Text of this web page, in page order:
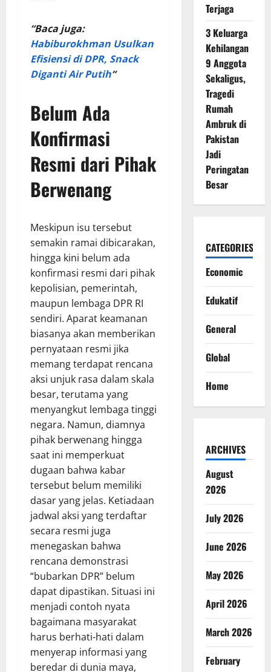
“Baca juga:
Habiburokhman Usulkan
Efisiensi di DPR, Snack
Diganti Air Putih“
Belum Ada
Konfirmasi
Resmi dari Pihak
Berwenang
Meskipun isu tersebut
semakin ramai dibicarakan,
hingga kini belum ada
konfirmasi resmi dari pihak
kepolisian, pemerintah,
maupun lembaga DPR RI
sendiri. Aparat keamanan
biasanya akan memberikan
pernyataan resmi jika
memang terdapat rencana
aksi unjuk rasa dalam skala
besar, terutama yang
menyangkut lembaga tinggi
negara. Namun, diamnya
pihak berwenang hingga
saat ini memperkuat
dugaan bahwa kabar
tersebut belum memiliki
dasar yang jelas. Ketiadaan
jadwal aksi yang terdaftar
secara resmi juga
menegaskan bahwa
rencana demonstrasi
“bubarkan DPR” belum
dapat dipastikan. Situasi ini
menjadi contoh nyata
bagaimana masyarakat
harus berhati-hati dalam
menyerap informasi yang
beredar di dunia maya,
Terjaga
3 Keluarga
Kehilangan
9 Anggota
Sekaligus,
Tragedi
Rumah
Ambruk di
Pakistan
Jadi
Peringatan
Besar
CATEGORIES
Economic
Edukatif
General
Global
Home
ARCHIVES
August
2026
July 2026
June 2026
May 2026
April 2026
March 2026
February